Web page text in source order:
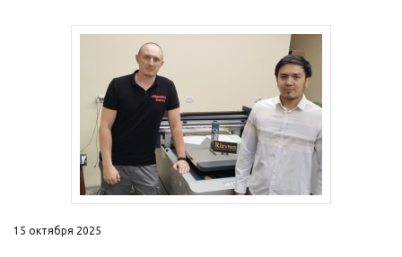
15 октября 2025